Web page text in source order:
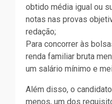
obtido média igual ou
notas nas provas
redação;
Para concorrer às
renda familiar bruta
um salário mínimo e
Além disso, o
menos, um dos